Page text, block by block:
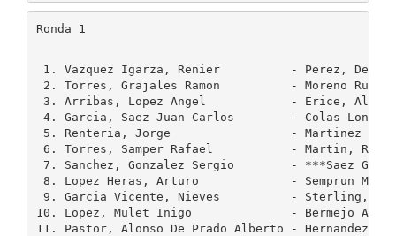
Ronda 1
1. Vazquez Igarza, Renier          - Perez, De
2. Torres, Grajales Ramon          - Moreno
3. Arribas, Lopez Angel            - Erice,
4. Garcia, Saez Juan Carlos        - Colas
5. Renteria, Jorge                 - Martinez
6. Torres, Samper Rafael           - Martin,
7. Sanchez, Gonzalez Sergio        - ***Saez
8. Lopez Heras, Arturo             - Semprun
9. Garcia Vicente, Nieves          - Sterling,
10. Lopez, Mulet Inigo              - Bermejo
11. Pastor, Alonso De Prado Alberto -